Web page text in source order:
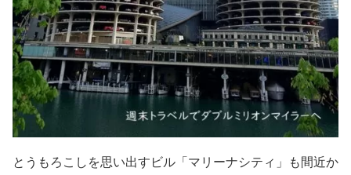
とうもろこしを思い出すビル「マリーナシティ」も間近か